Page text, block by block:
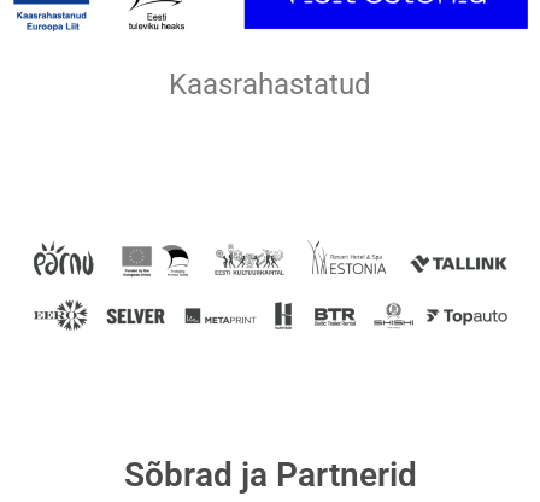
Kaasrahastatud
Sõbrad ja Partnerid